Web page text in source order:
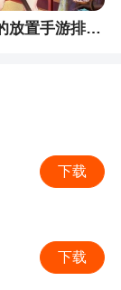
无需充值的放置手游排行榜
下载
下载